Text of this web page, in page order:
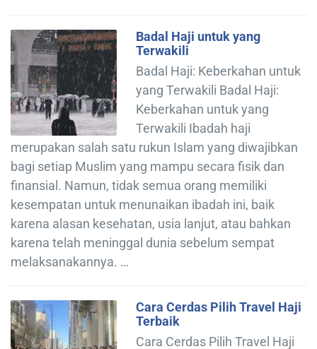
Badal Haji untuk yang
Terwakili
Badal Haji: Keberkahan untuk
yang Terwakili Badal Haji:
Keberkahan untuk yang
Terwakili Ibadah haji
merupakan salah satu rukun Islam yang diwajibkan
bagi setiap Muslim yang mampu secara fisik dan
finansial. Namun, tidak semua orang memiliki
kesempatan untuk menunaikan ibadah ini, baik
karena alasan kesehatan, usia lanjut, atau bahkan
karena telah meninggal dunia sebelum sempat
melaksanakannya. …
Cara Cerdas Pilih Travel Haji
Terbaik
Cara Cerdas Pilih Travel Haji